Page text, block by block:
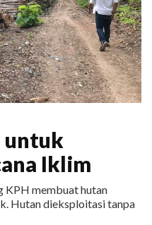
untuk
Iklim
KPH membuat hutan
Hutan dieksploitasi tanpa